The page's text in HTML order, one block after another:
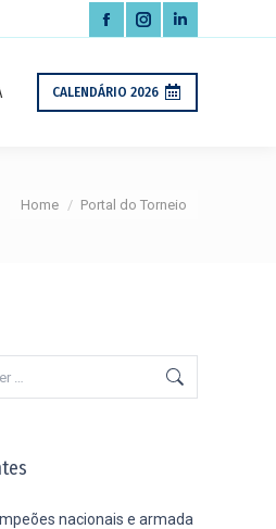
Facebook
page
window
Instagram
page
opens
window
Linkedin
page
opens
window
CALENDÁRIO 2026
Home Portal do Torneio
nacionais e armada